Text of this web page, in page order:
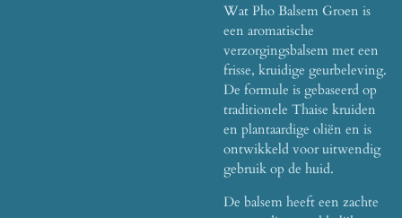
Wat Pho Balsem Groen is
een aromatische
verzorgingsbalsem met een
frisse, kruidige geurbeleving.
De formule is gebaseerd op
traditionele Thaise kruiden
en plantaardige oliën en is
ontwikkeld voor uitwendig
gebruik op de huid.
De balsem heeft een zachte